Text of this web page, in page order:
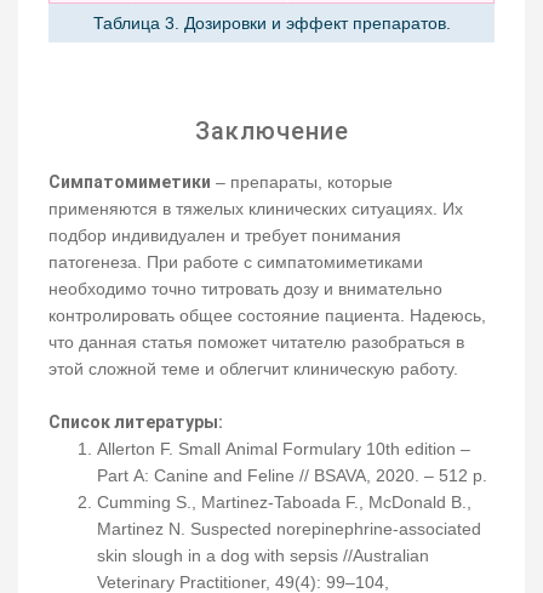
Таблица 3. Дозировки и эффект препаратов.
Заключение
Симпатомиметики – препараты, которые
применяются в тяжелых клинических ситуациях. Их
подбор индивидуален и требует понимания
патогенеза. При работе с симпатомиметиками
необходимо точно титровать дозу и внимательно
контролировать общее состояние пациента. Надеюсь,
что данная статья поможет читателю разобраться в
этой сложной теме и облегчит клиническую работу.
Список литературы:
Allerton F. Small Animal Formulary 10th edition –
Part A: Canine and Feline // BSAVA, 2020. – 512 p.
Cumming S., Martinez-Taboada F., McDonald B.,
Martinez N. Suspected norepinephrine-associated
skin slough in a dog with sepsis //Australian
Veterinary Practitioner, 49(4): 99–104,